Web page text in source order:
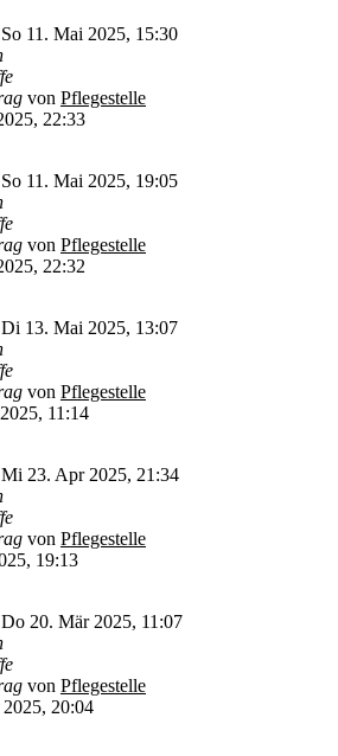
So 11. Mai 2025, 15:30
von Pflegestelle
22:33
So 11. Mai 2025, 19:05
von Pflegestelle
22:32
Di 13. Mai 2025, 13:07
von Pflegestelle
11:14
Mi 23. Apr 2025, 21:34
von Pflegestelle
19:13
Do 20. Mär 2025, 11:07
von Pflegestelle
20:04